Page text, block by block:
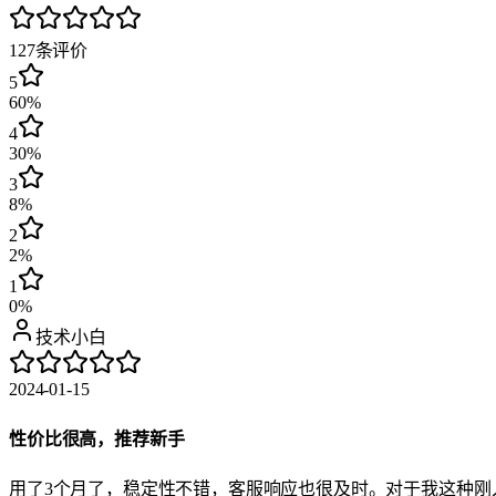
127条评价
5
60%
4
30%
3
8%
2
2%
1
0%
技术小白
2024-01-15
性价比很高，推荐新手
用了3个月了，稳定性不错，客服响应也很及时。对于我这种刚